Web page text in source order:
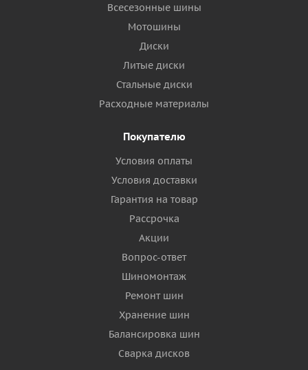
Всесезонные шины
Мотошины
Диски
Литые диски
Стальные диски
Расходные материалы
Покупателю
Условия оплаты
Условия доставки
Гарантия на товар
Рассрочка
Акции
Вопрос-ответ
Шиномонтаж
Ремонт шин
Хранение шин
Балансировка шин
Сварка дисков